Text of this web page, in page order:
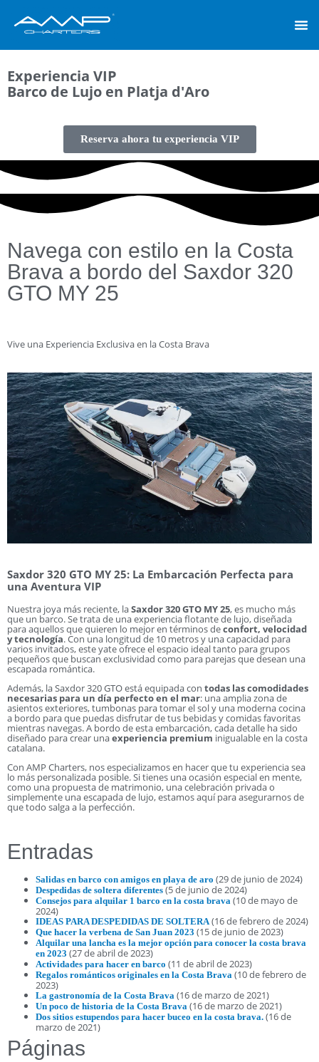
Experiencia VIP
Barco de Lujo en Platja d'Aro
Reserva ahora tu experiencia VIP
Navega con estilo en la Costa
Brava a bordo del Saxdor 320
GTO MY 25
Vive una Experiencia Exclusiva en la Costa Brava
Saxdor 320 GTO MY 25: La Embarcación Perfecta para
una Aventura VIP
Nuestra joya más reciente, laSaxdor 320 GTO MY 25, es mucho más
que un barco. Se trata de una experiencia flotante de lujo, diseñada
para aquellos que quieren lo mejor en términos deconfort, velocidad
y tecnología. Con una longitud de 10 metros y una capacidad para
varios invitados, este yate ofrece el espacio ideal tanto para grupos
pequeños que buscan exclusividad como para parejas que desean una
escapada romántica.
Además, la Saxdor 320 GTO está equipada con todas las comodidades
necesarias para un día perfecto en el mar: una amplia zona de
asientos exteriores, tumbonas para tomar el sol y una moderna cocina
a bordo para que puedas disfrutar de tus bebidas y comidas favoritas
mientras navegas. A bordo de esta embarcación, cada detalle ha sido
diseñado para crear unaexperiencia premium inigualable en la costa
catalana.
Con AMP Charters, nos especializamos en hacer que tu experiencia sea
lo más personalizada posible. Si tienes una ocasión especial en mente,
como una propuesta de matrimonio, una celebración privada o
simplemente una escapada de lujo, estamos aquí para asegurarnos de
que todo salga a la perfección.
Entradas
Salidas en barco con amigos en playa de aro (29 de junio de 2024)
Despedidas de soltera diferentes (5 de junio de 2024)
Consejos para alquilar 1 barco en la costa brava (10 de mayo de
2024)
IDEAS PARA DESPEDIDAS DE SOLTERA (16 de febrero de 2024)
Que hacer la verbena de San Juan 2023 (15 de junio de 2023)
Alquilar una lancha es la mejor opción para conocer la costa brava
en 2023 (27 de abril de 2023)
Actividades para hacer en barco (11 de abril de 2023)
Regalos románticos originales en la Costa Brava (10 de febrero de
2023)
La gastronomía de la Costa Brava (16 de marzo de 2021)
Un poco de historia de la Costa Brava (16 de marzo de 2021)
Dos sitios estupendos para hacer buceo en la costa brava. (16 de
marzo de 2021)
Páginas